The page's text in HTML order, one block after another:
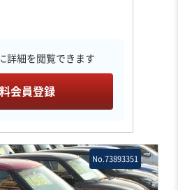
詳細を閲覧できます
会員登録
No.73893351